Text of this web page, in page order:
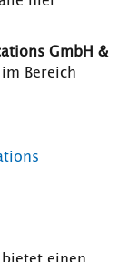
GmbH &
Bereich